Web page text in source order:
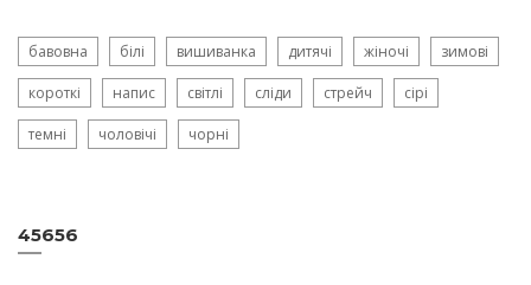
бавовна білі вишиванка дитячі жіночі зимові
короткі напис світлі сліди стрейч сірі
темні чоловічі чорні
45656